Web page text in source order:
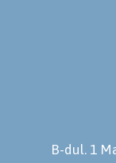
B-dul. 1